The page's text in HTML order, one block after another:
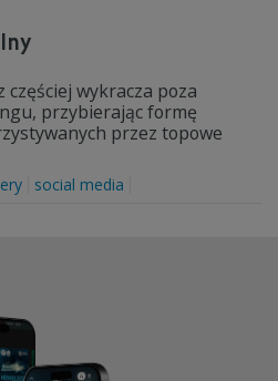
wykracza poza
przybierając formę
przez topowe
social media